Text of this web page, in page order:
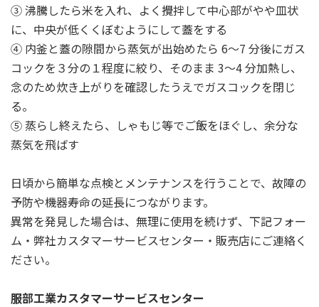
③ 沸騰したら米を入れ、よく攪拌して中心部がやや皿状
に、中央が低くくぼむようにして蓋をする
④ 内釜と蓋の隙間から蒸気が出始めたら 6～7 分後にガス
コックを３分の１程度に絞り、そのまま 3～4 分加熱し、
念のため炊き上がりを確認したうえでガスコックを閉じ
る。
⑤ 蒸らし終えたら、しゃもじ等でご飯をほぐし、余分な
蒸気を飛ばす
日頃から簡単な点検とメンテナンスを行うことで、故障の
予防や機器寿命の延長につながります。
異常を発見した場合は、無理に使用を続けず、下記フォー
ム・弊社カスタマーサービスセンター・販売店にご連絡く
ださい。
服部工業カスタマーサービスセンター